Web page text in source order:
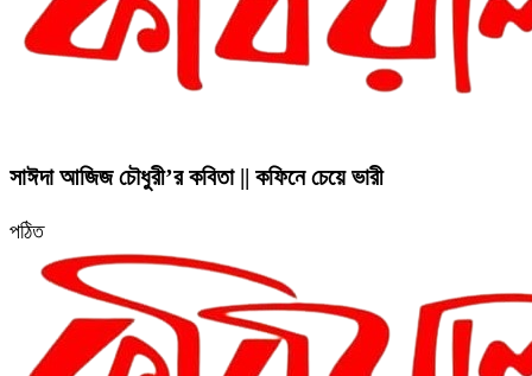
সাঈদা আজিজ চৌধুরী’র কবিতা || কফিনে চেয়ে ভারী
পঠিত